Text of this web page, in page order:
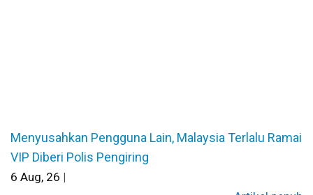
Menyusahkan Pengguna Lain, Malaysia Terlalu Ramai
VIP Diberi Polis Pengiring
6 Aug, 26 |